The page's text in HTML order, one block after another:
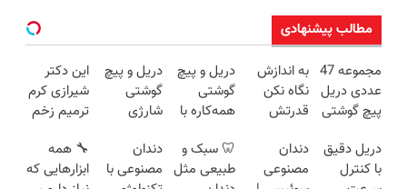
مطالب پیشنهادی
مجموعه 47
عددی دریل
پیچ گوشتی
(تخفیف به
مدت
به اندازش
نگاه نکن
قدرتش
😉 (پرداخت
درب
دریل و پیچ
گوشتی
همه‌کاره با
هوشمند ⚙️
(نصف
دریل و پیچ
گوشتی
شارژی
کنترل
سرعت ⚡
این دکتر
شیرازی کرم
ترمیم زخم
ساخت!!!
دریل دقیق
با کنترل
دندان
مصنوعی
🦷 سبک و
طبیعی مثل
دندان
مصنوعی با
🔧 همه
ابزارهایی که